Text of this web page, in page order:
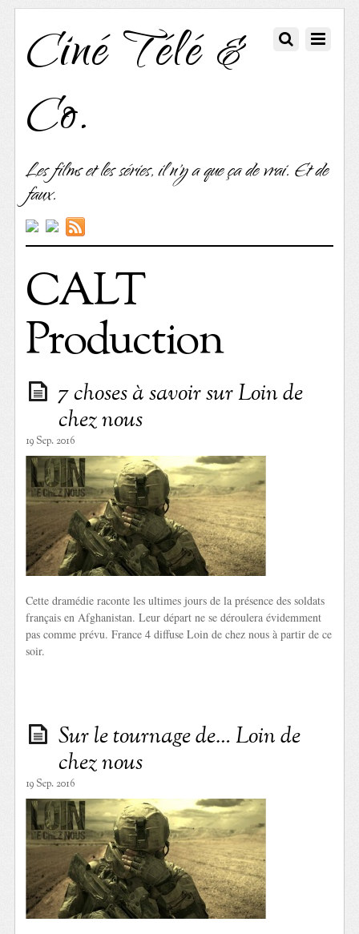
Ciné Télé &
Co.
Les films et les séries, il n'y a que ça de vrai. Et de
faux.
CALT
Production
7 choses à savoir sur Loin de
chez nous
19 Sep. 2016
Cette dramédie raconte les ultimes jours de la présence des soldats
français en Afghanistan. Leur départ ne se déroulera évidemment
pas comme prévu. France 4 diffuse Loin de chez nous à partir de ce
soir.
Sur le tournage de… Loin de
chez nous
19 Sep. 2016